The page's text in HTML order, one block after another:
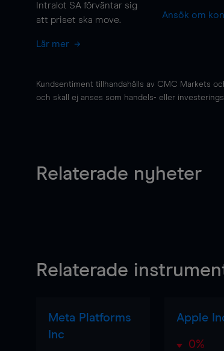
Intralot SA förväntar sig
att priset ska move.
Lär mer
Ansök om
Kundsentiment tillhandahålls av CMC Markets
och skall ej anses som handels- eller
Relaterade nyheter
Relaterade
Meta Platforms
Inc
Apple
0%